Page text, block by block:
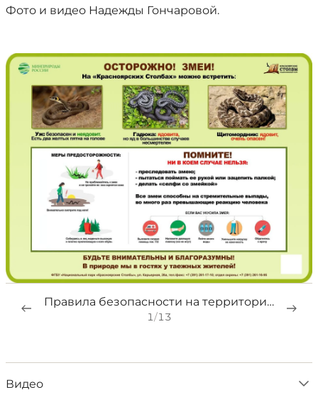
Фото и видео Надежды Гончаровой.
Правила безопасности на территории нацпарка
1/13
Видео